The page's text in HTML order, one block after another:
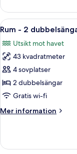
-
kingsize-
Öppna
alla
foton
för
Rum
-
2
-
2
Rum - 2
Utsikt mot havet
43 kvadratmeter
4 sovplatser
2 dubbelsängar
Gratis wi-fi
Mer information
Mer
-